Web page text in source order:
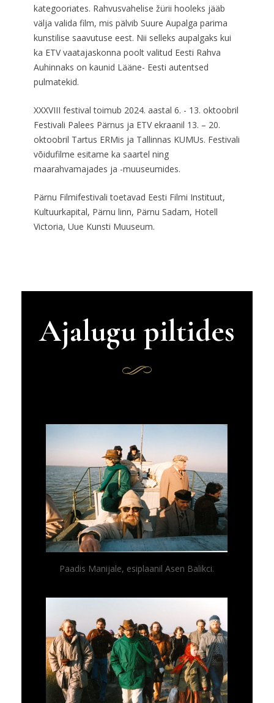
kategooriates. Rahvusvahelise žürii hooleks jääb
välja valida film, mis pälvib Suure Aupalga parima
kunstilise saavutuse eest. Nii selleks aupalgaks kui
ka ETV vaatajaskonna poolt valitud Eesti Rahva
Auhinnaks on kaunid Lääne- Eesti autentsed
pulmatekid.
XXXVIII festival toimub 2024. aastal 6. - 13. oktoobril
Festivali Palees Pärnus ja ETV ekraanil 13. – 20.
oktoobril Tartus ERMis ja Tallinnas KUMUs. Festivali
võidufilme esitame ka saartel ning
maarahvamajades ja -muuseumides.
Pärnu Filmifestivali toetavad Eesti Filmi Instituut,
Kultuurkapital, Pärnu linn, Pärnu Sadam, Hotell
Victoria, Uue Kunsti Muuseum.
Ajalugu piltides
Paadis Manijale, esiplaanil Asen Balikci.